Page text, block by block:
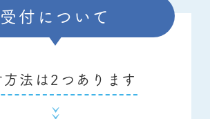
受付について
方法は2つあります